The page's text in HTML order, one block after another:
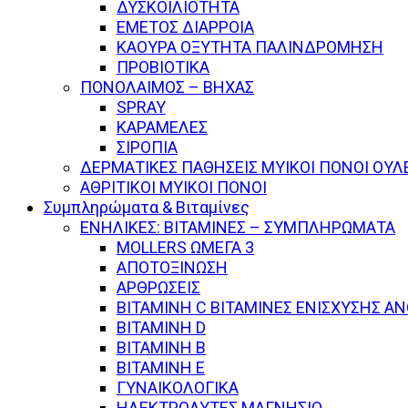
ΔΥΣΚΟΙΛΙΟΤΗΤΑ
ΕΜΕΤΟΣ ΔΙΑΡΡΟΙΑ
ΚΑΟΥΡΑ ΟΞΥΤΗΤΑ ΠΑΛΙΝΔΡΟΜΗΣΗ
ΠΡΟΒΙΟΤΙΚΑ
ΠΟΝΟΛΑΙΜΟΣ – ΒΗΧΑΣ
SPRAY
ΚΑΡΑΜΕΛΕΣ
ΣΙΡΟΠΙΑ
ΔΕΡΜΑΤΙΚΕΣ ΠΑΘΗΣΕΙΣ ΜΥΙΚΟΙ ΠΟΝΟΙ
ΑΘΡΙΤΙΚΟΙ ΜΥΙΚΟΙ ΠΟΝΟΙ
Συμπληρώματα & Βιταμίνες
ΕΝΗΛΙΚΕΣ: ΒΙΤΑΜΙΝΕΣ – ΣΥΜΠΛΗΡΩΜΑΤΑ
MOLLERS ΩΜΕΓΑ 3
ΑΠΟΤΟΞΙΝΩΣΗ
ΑΡΘΡΩΣΕΙΣ
ΒΙΤΑΜΙΝΗ C ΒΙΤΑΜΙΝΕΣ ΕΝΙΣΧΥΣΗΣ
ΒΙΤΑΜΙΝΗ D
ΒΙΤΑΜΙΝΗ Β
ΒΙΤΑΜΙΝΗ Ε
ΓΥΝΑΙΚΟΛΟΓΙΚΑ